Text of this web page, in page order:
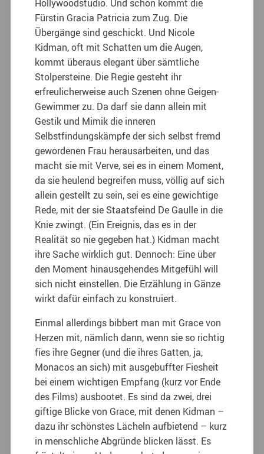
Hollywoodstudio. Und schon kommt die
Fürstin Gracia Patricia zum Zug. Die
Übergänge sind geschickt. Und Nicole
Kidman, oft mit Schatten um die Augen,
kommt überaus elegant über sämtliche
Stolpersteine. Die Regie gesteht ihr
erfreulicherweise auch Szenen ohne Geigen-
Gewimmer zu. Da darf sie dann allein mit
Gestik und Mimik die inneren
Selbstfindungskämpfe der sich selbst fremd
gewordenen Frau herausarbeiten, und das
macht sie mit Verve, sei es in einem Moment,
da sie heulend begreifen muss, völlig auf sich
allein gestellt zu sein, sei es eine gewichtige
Rede, mit der sie Staatsfeind De Gaulle in die
Knie zwingt. (Ein Ereignis, das es in der
Realität so nie gegeben hat.) Kidman macht
ihre Sache wirklich gut. Dennoch: Eine über
den Moment hinausgehendes Mitgefühl will
sich nicht einstellen. Die Erzählung in Gänze
wirkt dafür einfach zu konstruiert.
Einmal allerdings bibbert man mit Grace von
Herzen mit, nämlich dann, wenn sie so richtig
fies ihre Gegner (und die ihres Gatten, ja,
Monacos an sich) mit ausgebuffter Fiesheit
bei einem wichtigen Empfang (kurz vor Ende
des Films) ausbootet. Es sind da zwei, drei
giftige Blicke von Grace, mit denen Kidman –
dazu ihr schönstes Lächeln aufbietend – kurz
in menschliche Abgründe blicken lässt. Es